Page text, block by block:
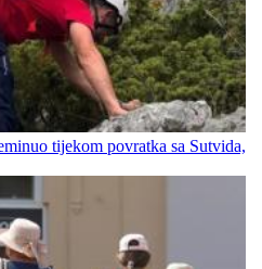
tijekom povratka sa Sutvida,